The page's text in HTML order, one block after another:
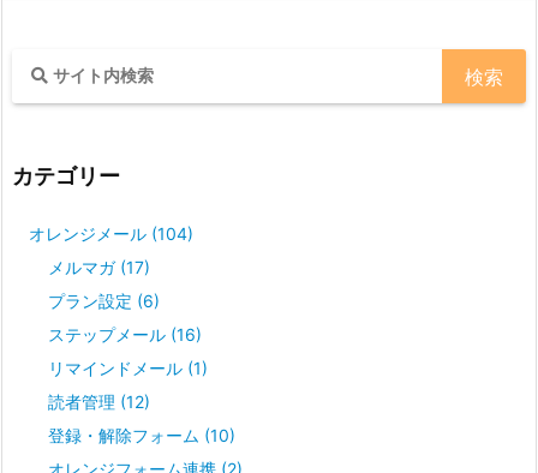
カテゴリー
オレンジメール (104)
メルマガ (17)
プラン設定 (6)
ステップメール (16)
リマインドメール (1)
読者管理 (12)
登録・解除フォーム (10)
オレンジフォーム連携 (2)